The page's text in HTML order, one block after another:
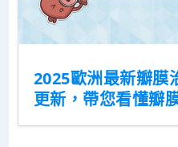
2025歐洲最新瓣膜
更新，帶您看懂瓣